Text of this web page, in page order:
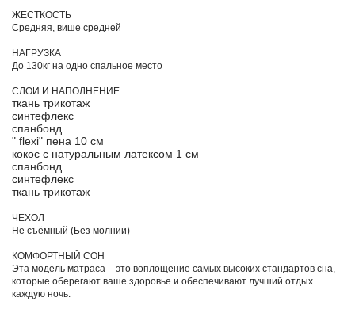
ЖЕСТКОСТЬ
Средняя, више средней
НАГРУЗКА
До 130кг на одно спальное место
СЛОИ И НАПОЛНЕНИЕ
ткань трикотаж
синтефлекс
спанбонд
" flexi" пена 10 см
кокос с натуральным латексом 1 см
спанбонд
синтефлекс
ткань трикотаж
ЧЕХОЛ
Не съёмный (Без молнии)
КОМФОРТНЫЙ СОН
Эта модель матраса – это воплощение самых высоких стандартов сна,
которые оберегают ваше здоровье и обеспечивают лучший отдых
каждую ночь.